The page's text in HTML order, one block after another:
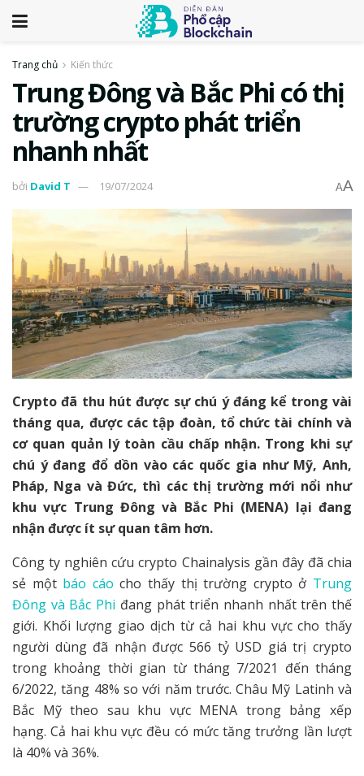
Trang chủ Kiến thức
Trung Đông và Bắc Phi có thị
trường crypto phát triển
nhanh nhất
bởi David T 19/07/2024 AA
Crypto đã thu hút được sự chú ý đáng kể trong vài
tháng qua, được các tập đoàn, tổ chức tài chính và
cơ quan quản lý toàn cầu chấp nhận. Trong khi sự
chú ý đang đổ dồn vào các quốc gia như Mỹ, Anh,
Pháp, Nga và Đức, thì các thị trường mới nổi như
khu vực Trung Đông và Bắc Phi (MENA) lại đang
nhận được ít sự quan tâm hơn.
Công ty nghiên cứu crypto Chainalysis gần đây đã chia
sẻ một báo cáo cho thấy thị trường crypto ở Trung
Đông và Bắc Phi đang phát triển nhanh nhất trên thế
giới. Khối lượng giao dịch từ cả hai khu vực cho thấy
người dùng đã nhận được 566 tỷ USD giá trị crypto
trong khoảng thời gian từ tháng 7/2021 đến tháng
6/2022, tăng 48% so với năm trước. Châu Mỹ Latinh và
Bắc Mỹ theo sau khu vực MENA trong bảng xếp
hạng. Cả hai khu vực đều có mức tăng trưởng lần lượt
là 40% và 36%.